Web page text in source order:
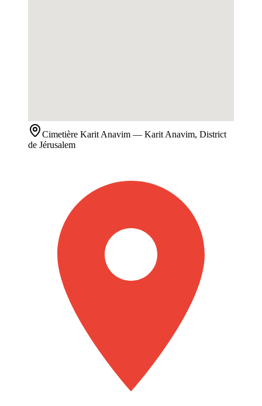
Cimetière Karit Anavim — Karit Anavim, District
de Jérusalem